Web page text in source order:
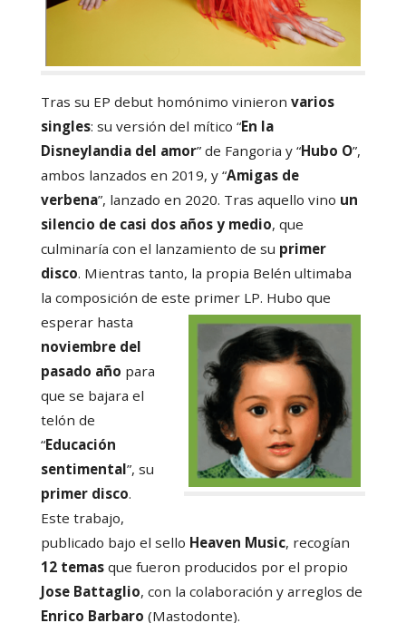
Tras su EP debut homónimo vinieron varios
singles: su versión del mítico “En la
Disneylandia del amor” de Fangoria y “Hubo O”,
ambos lanzados en 2019, y “Amigas de
verbena”, lanzado en 2020. Tras aquello vino un
silencio de casi dos años y medio, que
culminaría con el lanzamiento de su primer
disco. Mientras tanto, la propia Belén ultimaba
la composición de este primer LP. Hubo que
esperar hasta
noviembre del
pasado año para
que se bajara el
telón de
“Educación
sentimental”, su
primer disco.
Este trabajo,
publicado bajo el sello Heaven Music, recogían
12 temasque fueron producidos por el propio
Jose Battaglio, con la colaboración y arreglos de
Enrico Barbaro (Mastodonte).